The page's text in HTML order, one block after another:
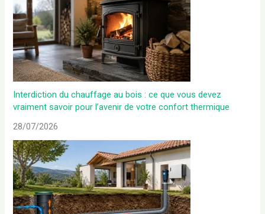
Interdiction du chauffage au bois : ce que vous devez
vraiment savoir pour l’avenir de votre confort thermique
28/07/2026